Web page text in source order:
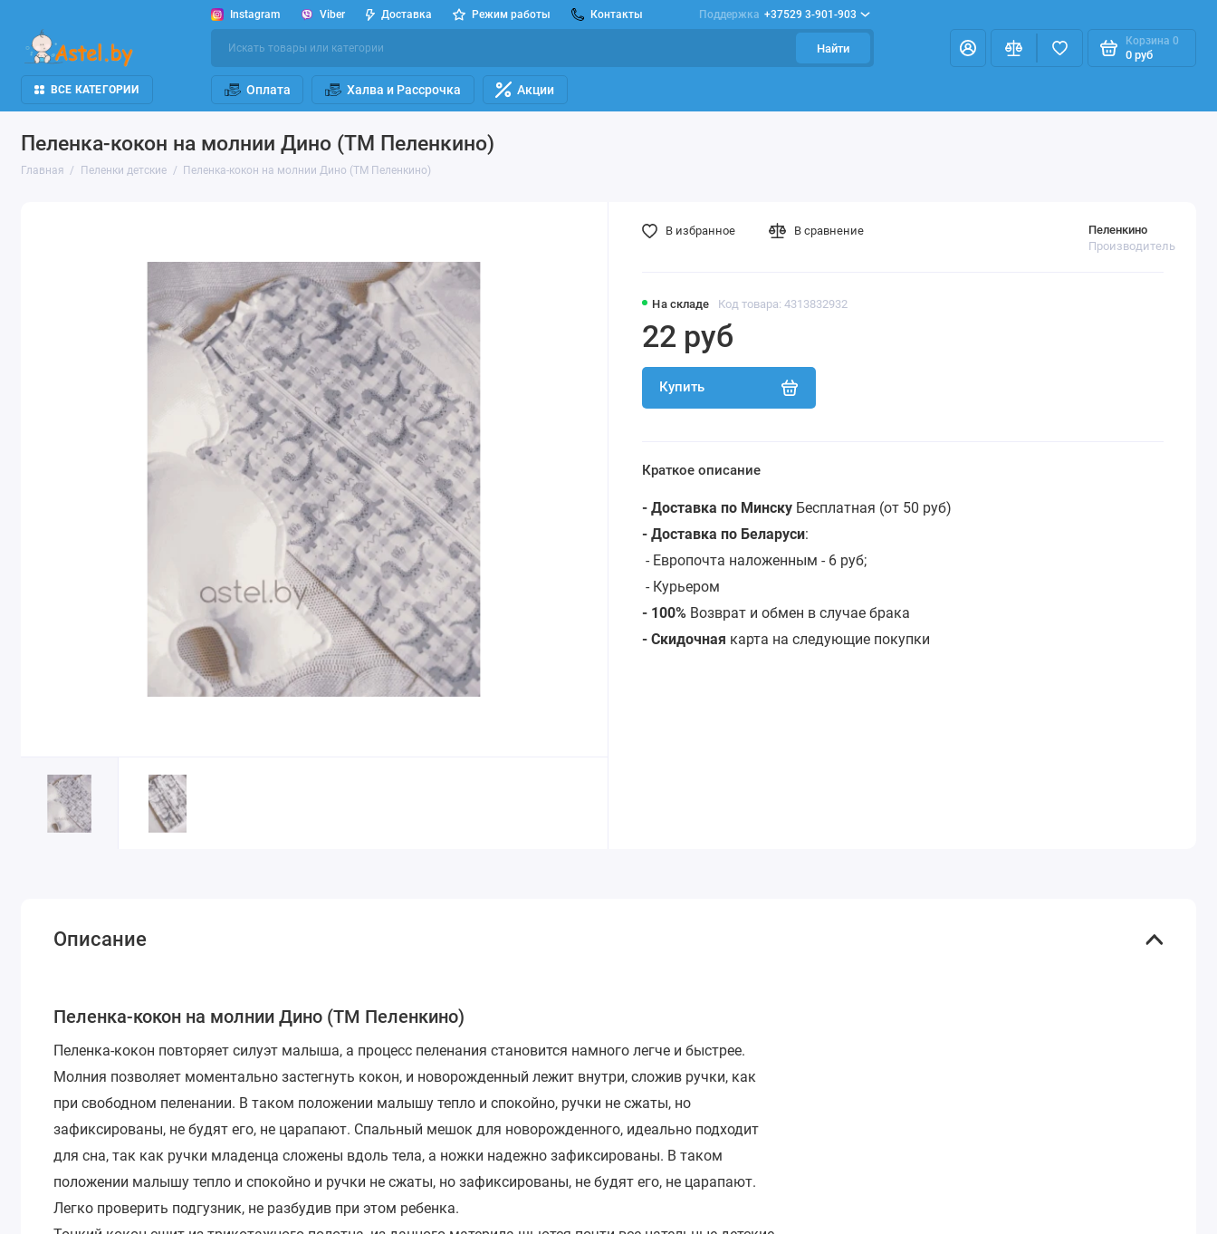
Instagram Viber Доставка Режим работы Контакты Поддержка +37529 3-901-903
Найти
Корзина 0
0 руб
ВСЕ КАТЕГОРИИ Оплата Халва и Рассрочка Акции
Пеленка-кокон на молнии Дино (ТМ Пеленкино)
Главная Пеленки детские Пеленка-кокон на молнии Дино (ТМ Пеленкино)
На складе Код товара: 4313832932
Пеленкино
Производитель
22 руб
Купить
В избранное В сравнение
Краткое описание
- Доставка по МинскуБесплатная (от 50 руб)
- Доставка по Беларуси:
- Европочта наложенным - 6 руб;
- Курьером
- 100% Возврат и обмен в случае брака
- Скидочная карта на следующие покупки
Описание
Пеленка-кокон на молнии Дино (ТМ Пеленкино)
Пеленка-кокон повторяет силуэт малыша, а процесс пеленания становится намного легче и быстрее.
Молния позволяет моментально застегнуть кокон, и новорожденный лежит внутри, сложив ручки, как
при свободном пеленании. В таком положении малышу тепло и спокойно, ручки не сжаты, но
зафиксированы, не будят его, не царапают. Спальный мешок для новорожденного, идеально подходит
для сна, так как ручки младенца сложены вдоль тела, а ножки надежно зафиксированы. В таком
положении малышу тепло и спокойно и ручки не сжаты, но зафиксированы, не будят его, не царапают.
Легко проверить подгузник, не разбудив при этом ребенка.